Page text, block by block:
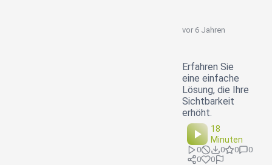
vor 6 Jahren
Erfahren Sie
eine einfache
Lösung, die Ihre
Sichtbarkeit
erhöht.
18
Minuten
0 0 0
0
0
0